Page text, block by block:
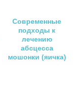
Современные
подходы к
лечению
абсцесса
мошонки (яичка)